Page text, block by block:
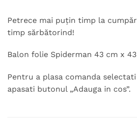
Petrece mai puțin timp la
timp sărbătorind!
Balon folie Spiderman 43 cm x
Pentru a plasa comanda
apasati butonul „Adauga in cos”.